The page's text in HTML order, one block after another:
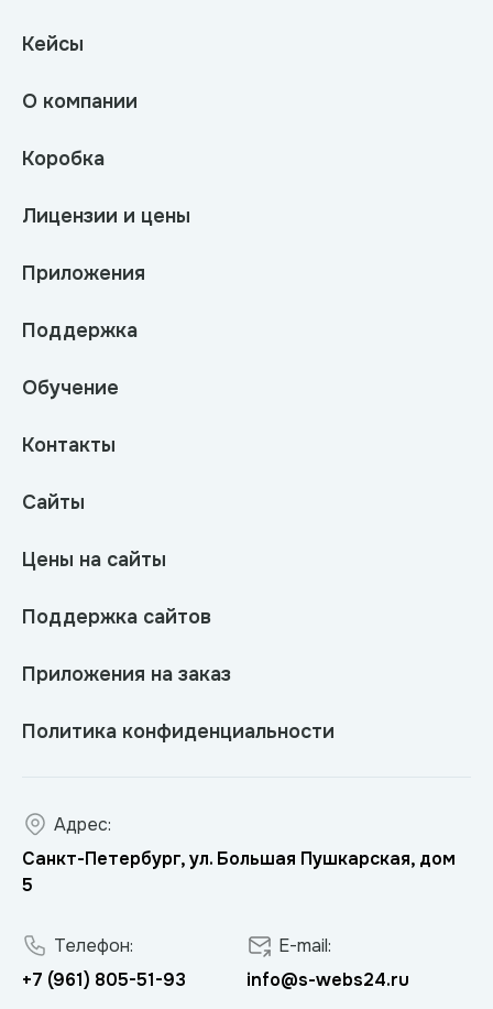
Кейсы
О компании
Коробка
Лицензии и цены
Приложения
Поддержка
Обучение
Контакты
Сайты
Цены на сайты
Поддержка сайтов
Приложения на заказ
Политика конфиденциальности
Адрес:
Санкт-Петербург, ул. Большая Пушкарская, дом
5
Телефон:
+7 (961) 805-51-93
E-mail:
info@s-webs24.ru